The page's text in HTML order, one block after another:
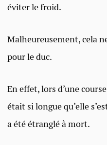
éviter le froid.
Malheureusement, cela
pour le duc.
En effet, lors d’une
était si longue qu’elle
a été étranglé à mort.